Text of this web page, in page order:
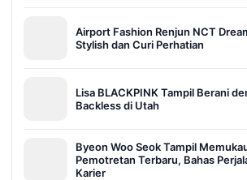
Airport Fashion Renjun NCT
Stylish dan Curi Perhatian
Lisa BLACKPINK Tampil Berani
Backless di Utah
Byeon Woo Seok Tampil
Pemotretan Terbaru, Bahas
Karier